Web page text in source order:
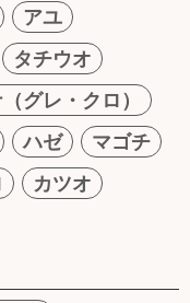
アユ
タチウオ
グレ・クロ）
ハゼ
マゴチ
カツオ